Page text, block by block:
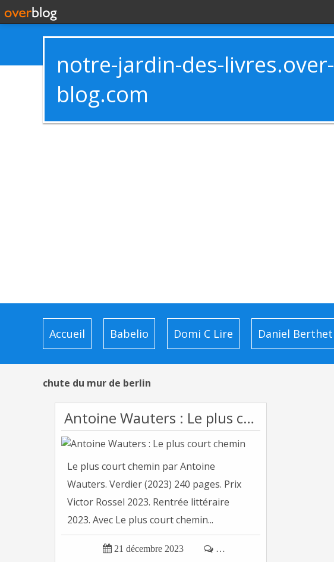
notre-jardin-des-livres.over-
blog.com
Accueil Babelio Domi C Lire Daniel Berthet
chute du mur de berlin
Antoine Wauters : Le plus court chemin
Le plus court chemin par Antoine
Wauters. Verdier (2023) 240 pages. Prix
Victor Rossel 2023. Rentrée littéraire
2023. Avec Le plus court chemin...
 21 décembre 2023  …